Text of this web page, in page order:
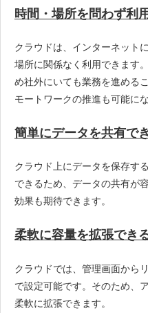
時間・場所を問わず利
クラウドは、インターネット
場所に関係なく利用できます
め社外にいても業務を進める
モートワークの推進も可能にな
簡単にデータを共有で
クラウド上にデータを保存す
できるため、データの共有が
効果も期待できます。
柔軟に容量を拡張でき
クラウドでは、管理画面から
で設定可能です。そのため、
柔軟に拡張できます。